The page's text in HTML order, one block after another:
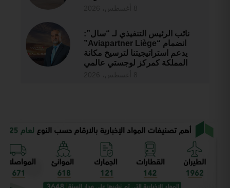
نائب الرئيس التنفيذي لـ “سال”:
انضمام “Aviapartner Liège”
يدعم استراتيجيتنا لترسيخ مكانة
المملكة كمركز لوجستي عالمي